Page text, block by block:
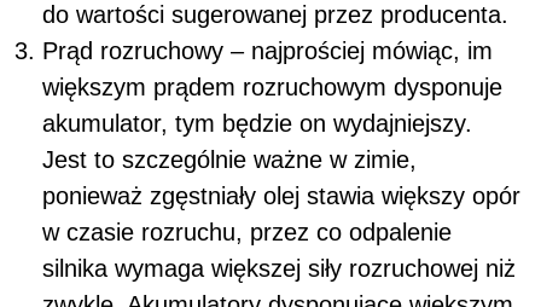
do wartości sugerowanej przez producenta.
Prąd rozruchowy – najprościej mówiąc, im
większym prądem rozruchowym dysponuje
akumulator, tym będzie on wydajniejszy.
Jest to szczególnie ważne w zimie,
ponieważ zgęstniały olej stawia większy opór
w czasie rozruchu, przez co odpalenie
silnika wymaga większej siły rozruchowej niż